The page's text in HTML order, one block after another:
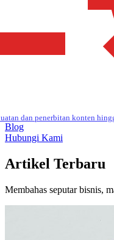
dan penerbitan konten
Blog
Hubungi Kami
Artikel Terbaru
Membahas seputar bisnis,